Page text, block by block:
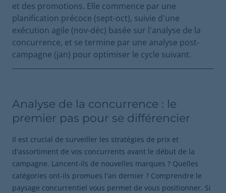
et des promotions. Elle commence par une
planification précoce (sept-oct), suivie d'une
exécution agile (nov-déc) basée sur l'analyse de la
concurrence, et se termine par une analyse post-
campagne (jan) pour optimiser le cycle suivant.
Analyse de la concurrence : le
premier pas pour se différencier
Il est crucial de surveiller les stratégies de prix et
d'assortiment de vos concurrents avant le début de la
campagne. Lancent-ils de nouvelles marques ? Quelles
catégories ont-ils promues l'an dernier ? Comprendre le
paysage concurrentiel vous permet de vous positionner. Si